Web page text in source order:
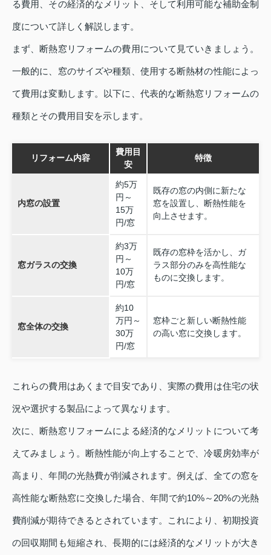
る費用、その経済的なメリット、そして利用可能な補助金制
度について詳しく解説します。
まず、断熱窓リフォームの費用について見ていきましょう。
一般的に、窓のサイズや種類、使用する断熱材の性能によっ
て費用は変動します。以下に、代表的な断熱窓リフォームの
種類とその費用目安を示します。
リフォーム内容
費用目
安
特徴
内窓の設置
約5万
円～
15万
円/窓
既存の窓の内側に新たな
窓を設置し、断熱性能を
向上させます。
窓ガラスの交換
約3万
円～
10万
円/窓
既存の窓枠を活かし、ガ
ラス部分のみを高性能な
ものに交換します。
窓全体の交換
約10
万円～
30万
円/窓
窓枠ごと新しい断熱性能
の高い窓に交換します。
これらの費用はあくまで目安であり、実際の費用は住宅の状
況や選択する製品によって異なります。
次に、断熱窓リフォームによる経済的なメリットについて考
えてみましょう。断熱性能が向上することで、冷暖房効率が
高まり、年間の光熱費が削減されます。例えば、全ての窓を
高性能な断熱窓に交換した場合、年間で約10%～20%の光熱
費削減が期待できるとされています。これにより、初期投資
の回収期間も短縮され、長期的には経済的なメリットが大き